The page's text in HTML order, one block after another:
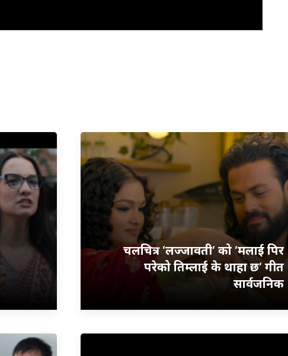
चलचित्र ‘लज्जावती’ को ‘मलाई पिर
परेको तिम्लाई के थाहा छ’ गीत
सार्वजनिक